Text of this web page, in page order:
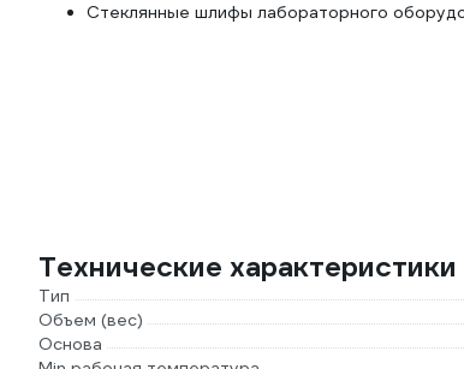
Стеклянные шлифы лабораторного
Технические
Тип
Объем (вес)
Основа